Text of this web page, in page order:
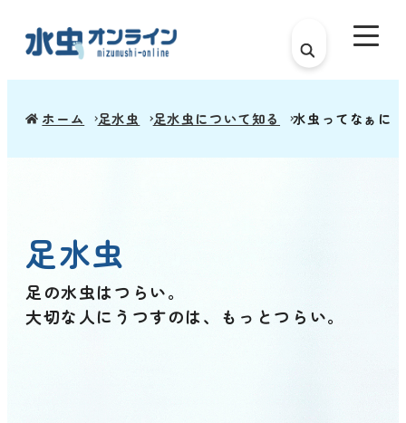
ホーム 足水虫 足水虫について知る 水虫ってなぁに?
足水虫
足の水虫はつらい。
大切な人にうつすのは、 もっとつらい。